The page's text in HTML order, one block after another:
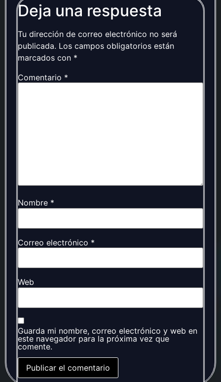
Deja una respuesta
Tu dirección de correo electrónico no será
publicada. Los campos obligatorios están
marcados con *
Comentario *
Nombre *
Correo electrónico *
Web
Guarda mi nombre, correo electrónico y web en
este navegador para la próxima vez que
comente.